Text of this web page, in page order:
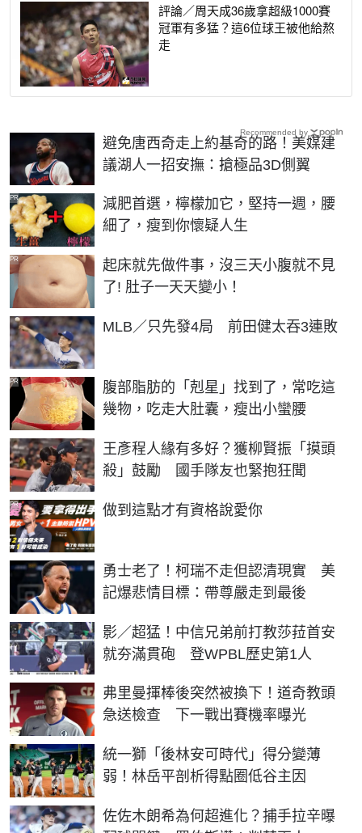
評論／周天成36歲拿超級1000賽
冠軍有多猛？這6位球王被他給熬
走
避免唐西奇走上約基奇的路！美媒建
議湖人一招安撫：搶極品3D側翼
減肥首選，檸檬加它，堅持一週，腰
細了，瘦到你懷疑人生
PR
起床就先做件事，沒三天小腹就不見
了! 肚子一天天變小！
PR
MLB／只先發4局 前田健太吞3連敗
腹部脂肪的「剋星」找到了，常吃這
幾物，吃走大肚囊，瘦出小蠻腰
PR
王彥程人緣有多好？獲柳賢振「摸頭
殺」鼓勵 國手隊友也緊抱狂聞
做到這點才有資格說愛你
PR
勇士老了！柯瑞不走但認清現實 美
記爆悲情目標：帶尊嚴走到最後
影／超猛！中信兄弟前打教莎菈首安
就夯滿貫砲 登WPBL歷史第1人
弗里曼揮棒後突然被換下！道奇教頭
急送檢查 下一戰出賽機率曝光
統一獅「後林安可時代」得分變薄
弱！林岳平剖析得點圈低谷主因
佐佐木朗希為何超進化？捕手拉辛曝
Recommended by